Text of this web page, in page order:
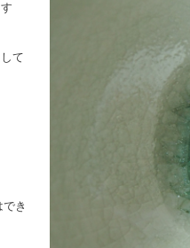
て
き